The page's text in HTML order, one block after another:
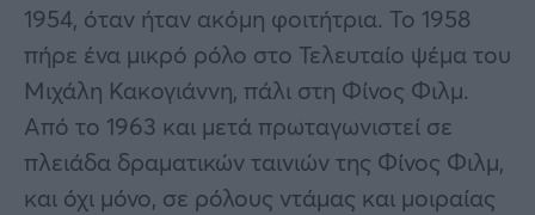
1954, όταν ήταν ακόμη φοιτήτρια. Το 1958
πήρε ένα μικρό ρόλο στο Τελευταίο ψέμα του
Μιχάλη Κακογιάννη, πάλι στη Φίνος Φιλμ.
Από το 1963 και μετά πρωταγωνιστεί σε
πλειάδα δραματικών ταινιών της Φίνος Φιλμ,
και όχι μόνο, σε ρόλους ντάμας και μοιραίας